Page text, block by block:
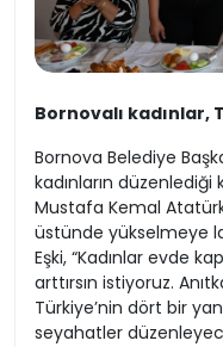
Bornovalı kadınlar,
Bornova Belediye
kadınların düzenlediği
Mustafa Kemal
üstünde yükselmeye
Eşki, “Kadınlar evde
arttırsın istiyoruz.
Türkiye’nin dört bir
seyahatler